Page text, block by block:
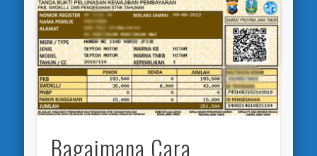
Review
Permalink
Bagaimana Cara